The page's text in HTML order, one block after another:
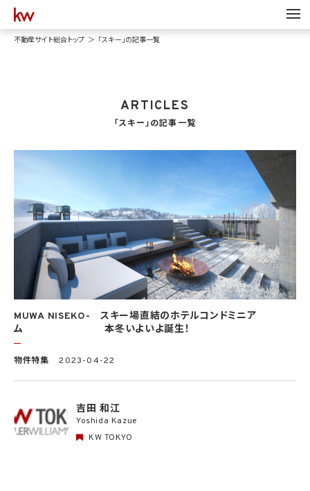
不動産サイト総合トップ 「スキー」の記事一覧
ARTICLES
「スキー」の記事一覧
MUWA NISEKO- スキー場直結のホテルコンドミニア
ム 本冬いよいよ誕生！
物件特集 2023-04-22
吉田 和江
Yoshida Kazue
KW TOKYO